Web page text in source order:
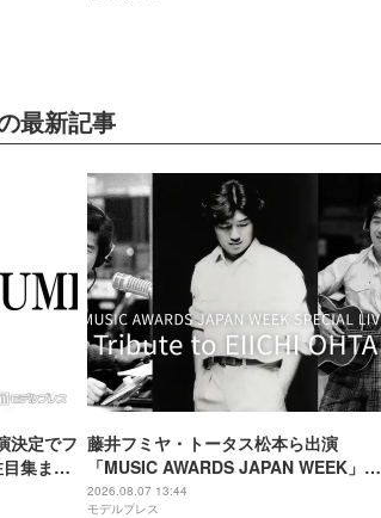
最新記事
決定でフ
集まる
い」
藤井フミヤ・トータス松本ら出演
「MUSIC AWARDS JAPAN WEEK」人
気2公演、Leminoで配信決定
2026.08.07 13:44
モデルプレス